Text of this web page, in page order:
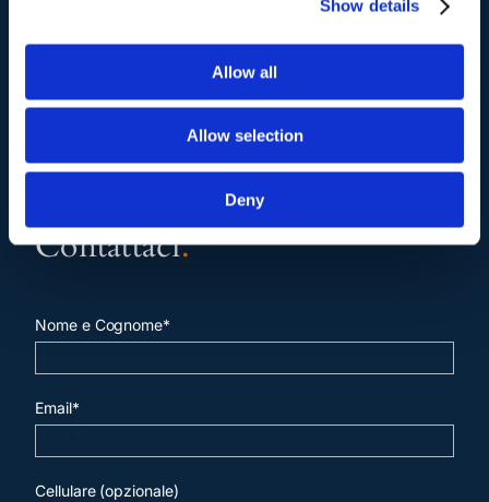
Show details
Allow all
Allow selection
Deny
Contattaci.
Nome e Cognome*
Email*
Cellulare (opzionale)